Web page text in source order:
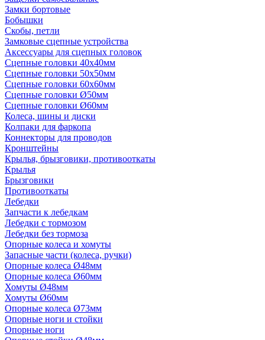
Замки бортовые
Бобышки
Скобы, петли
Замковые сцепные устройства
Аксессуары для сцепных головок
Сцепные головки 40x40мм
Сцепные головки 50x50мм
Сцепные головки 60x60мм
Сцепные головки Ø50мм
Сцепные головки Ø60мм
Колеса, шины и диски
Колпаки для фаркопа
Коннекторы для проводов
Кронштейны
Крылья, брызговики, противооткаты
Крылья
Брызговики
Противооткаты
Лебедки
Запчасти к лебедкам
Лебедки с тормозом
Лебедки без тормоза
Опорные колеса и хомуты
Запасные части (колеса, ручки)
Опорные колеса Ø48мм
Опорные колеса Ø60мм
Хомуты Ø48мм
Хомуты Ø60мм
Опорные колеса Ø73мм
Опорные ноги и стойки
Опорные ноги